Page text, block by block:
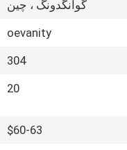
گوانگدونگ ، چین
oevanity
304
20
$60-63